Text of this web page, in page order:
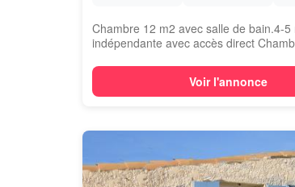
Chambre 12 m2 avec salle de bain.4-5
indépendante avec accès direct
Voir l'annonce